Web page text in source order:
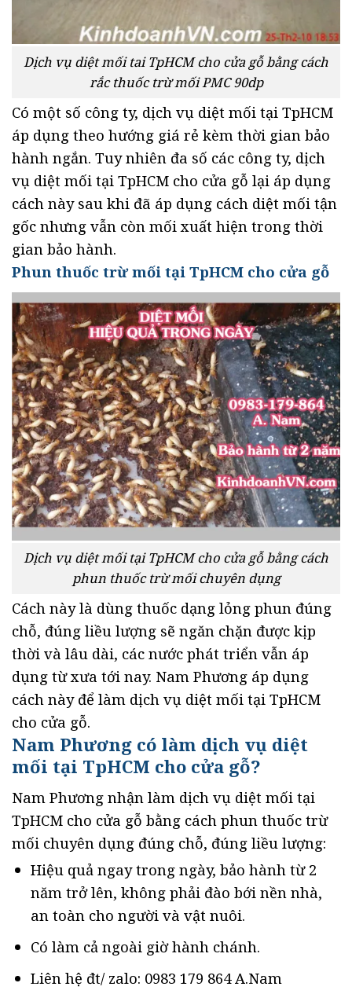
Dịch vụ diệt mối tai TpHCM cho cửa gỗ bằng cách
rắc thuốc trừ mối PMC 90dp
Có một số công ty, dịch vụ diệt mối tại TpHCM
áp dụng theo hướng giá rẻ kèm thời gian bảo
hành ngắn. Tuy nhiên đa số các công ty, dịch
vụ diệt mối tại TpHCM cho cửa gỗ lại áp dụng
cách này sau khi đã áp dụng cách diệt mối tận
gốc nhưng vẫn còn mối xuất hiện trong thời
gian bảo hành.
Phun thuốc trừ mối tại TpHCM cho cửa gỗ
Dịch vụ diệt mối tại TpHCM cho cửa gỗ bằng cách
phun thuốc trừ mối chuyên dụng
Cách này là dùng thuốc dạng lỏng phun đúng
chỗ, đúng liều lượng sẽ ngăn chặn được kịp
thời và lâu dài, các nước phát triển vẫn áp
dụng từ xưa tới nay. Nam Phương áp dụng
cách này để làm dịch vụ diệt mối tại TpHCM
cho cửa gỗ.
Nam Phương có làm dịch vụ diệt
mối tại TpHCM cho cửa gỗ?
Nam Phương nhận làm dịch vụ diệt mối tại
TpHCM cho cửa gỗ bằng cách phun thuốc trừ
mối chuyên dụng đúng chỗ, đúng liều lượng:
Hiệu quả ngay trong ngày, bảo hành từ 2
năm trở lên, không phải đào bới nền nhà,
an toàn cho người và vật nuôi.
Có làm cả ngoài giờ hành chánh.
Liên hệ đt/ zalo: 0983 179 864 A.Nam